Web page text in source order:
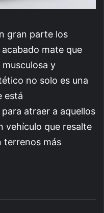
gran parte los
mate que
y
no solo es una
está
atraer a aquellos
vehículo que resalte
terrenos más